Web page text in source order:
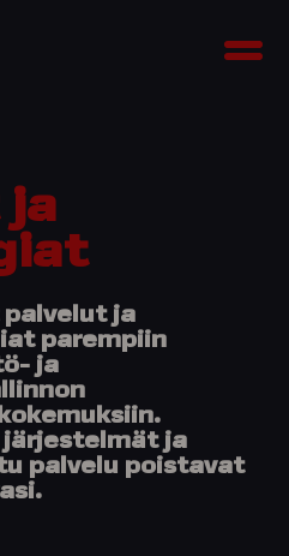
ja
ja
parempiin
ja
ja
palvelu poistavat